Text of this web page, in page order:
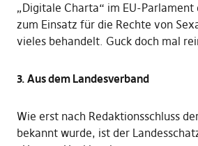
„Digitale Charta“ im EU-Parlament
zum Einsatz für die Rechte von
vieles behandelt. Guck doch mal
3. Aus dem Landesverband
Wie erst nach Redaktionsschluss
bekannt wurde, ist der